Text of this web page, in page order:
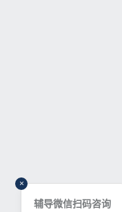
辅导微信扫码咨询
×